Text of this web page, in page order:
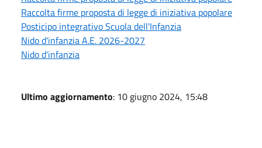
Raccolta firme proposta di legge di iniziativa popolare
Posticipo integrativo Scuola dell'Infanzia
Nido d'infanzia A.E. 2026-2027
Nido d'infanzia
Ultimo aggiornamento: 10 giugno 2024, 15:48